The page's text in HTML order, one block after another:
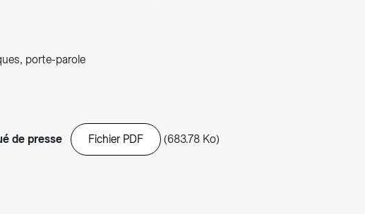
porte-parole
de presse Fichier PDF (683.78 Ko)